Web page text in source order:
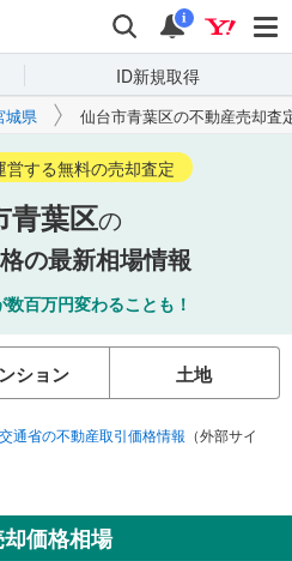
検索 通知
i
ID新規取得
城県 仙台市青葉区の不動産売却査
営する無料の売却査定
青葉区の
の最新相場情報
百万円変わることも！
ション 土地
通省の不動産取引価格情報 （外部サイ
価格相場